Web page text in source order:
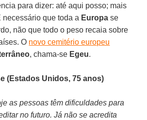
para dizer: até aqui posso; mais
necessário que toda a Europa se
não que todo o peso recaia sobre
O novo cemitério europeu
, chama-se Egeu.
(Estados Unidos, 75 anos)
as pessoas têm dificuldades para
no futuro. Já não se acredita